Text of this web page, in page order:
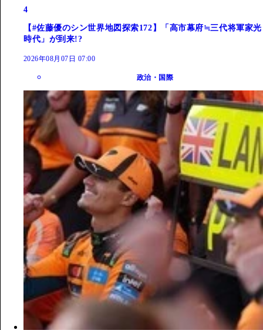
4
【#佐藤優のシン世界地図探索172】「高市幕府≒三代将軍家光
時代」が到来!?
2026年08月07日 07:00
政治・国際